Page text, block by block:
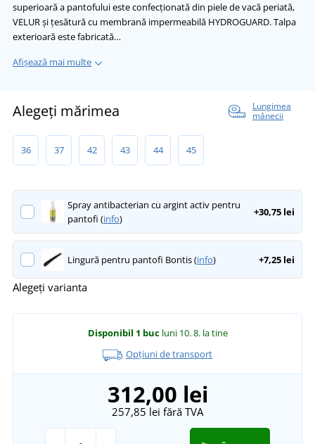
superioară a pantofului este confecționată din piele de vacă periată,
VELUR și țesătură cu membrană impermeabilă HYDROGUARD. Talpa
exterioară este fabricată…
Afișează mai multe
Alegeți mărimea
Lungimea
mânecii
36 37 42 43 44 45
Spray antibacterian cu argint activ pentru
pantofi (info)
+30,75 lei
Lingură pentru pantofi Bontis (info) +7,25 lei
Alegeți varianta
Disponibil 1 buc luni 10. 8. la tine
Opțiuni de transport
312,00 lei
257,85 lei fără TVA